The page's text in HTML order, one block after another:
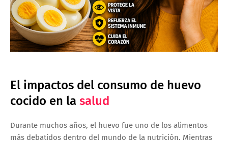
El impactos del consumo de huevo
cocido en la salud
Durante muchos años, el huevo fue uno de los alimentos
más debatidos dentro del mundo de la nutrición. Mientras